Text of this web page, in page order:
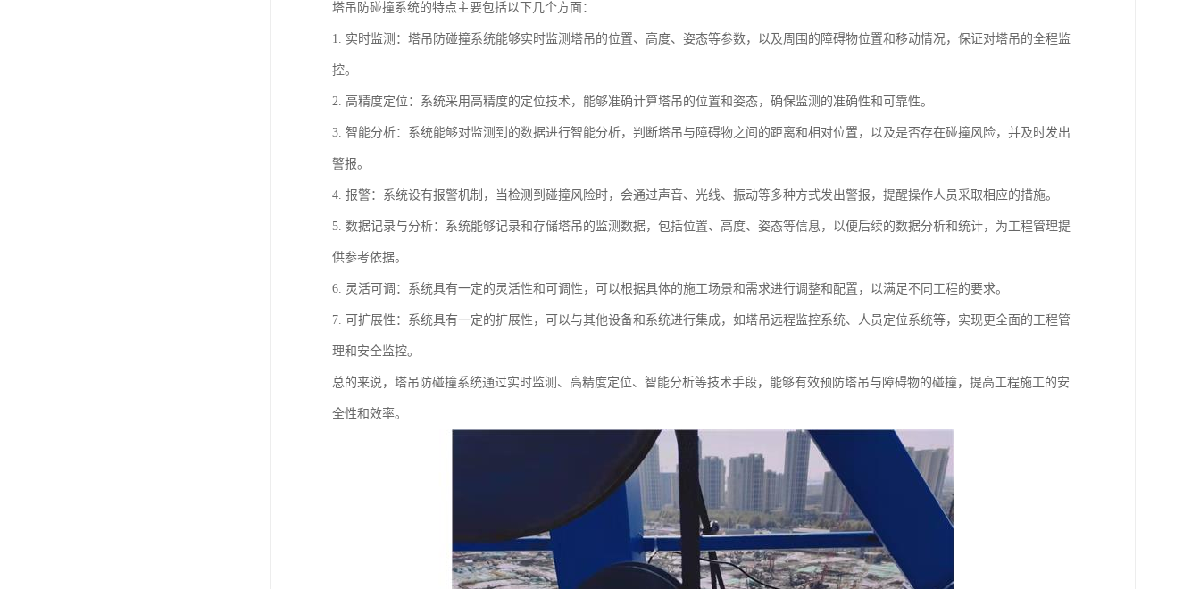
塔吊防碰撞系统的特点主要包括以下几个方面：
1. 实时监测：塔吊防碰撞系统能够实时监测塔吊的位置、高度、姿态等参数，以及周围的障碍物位置和移动情况，保证对塔吊的全程监
控。
2. 高精度定位：系统采用高精度的定位技术，能够准确计算塔吊的位置和姿态，确保监测的准确性和可靠性。
3. 智能分析：系统能够对监测到的数据进行智能分析，判断塔吊与障碍物之间的距离和相对位置，以及是否存在碰撞风险，并及时发出
警报。
4. 报警：系统设有报警机制，当检测到碰撞风险时，会通过声音、光线、振动等多种方式发出警报，提醒操作人员采取相应的措施。
5. 数据记录与分析：系统能够记录和存储塔吊的监测数据，包括位置、高度、姿态等信息，以便后续的数据分析和统计，为工程管理提
供参考依据。
6. 灵活可调：系统具有一定的灵活性和可调性，可以根据具体的施工场景和需求进行调整和配置，以满足不同工程的要求。
7. 可扩展性：系统具有一定的扩展性，可以与其他设备和系统进行集成，如塔吊远程监控系统、人员定位系统等，实现更全面的工程管
理和安全监控。
总的来说，塔吊防碰撞系统通过实时监测、高精度定位、智能分析等技术手段，能够有效预防塔吊与障碍物的碰撞，提高工程施工的安
全性和效率。